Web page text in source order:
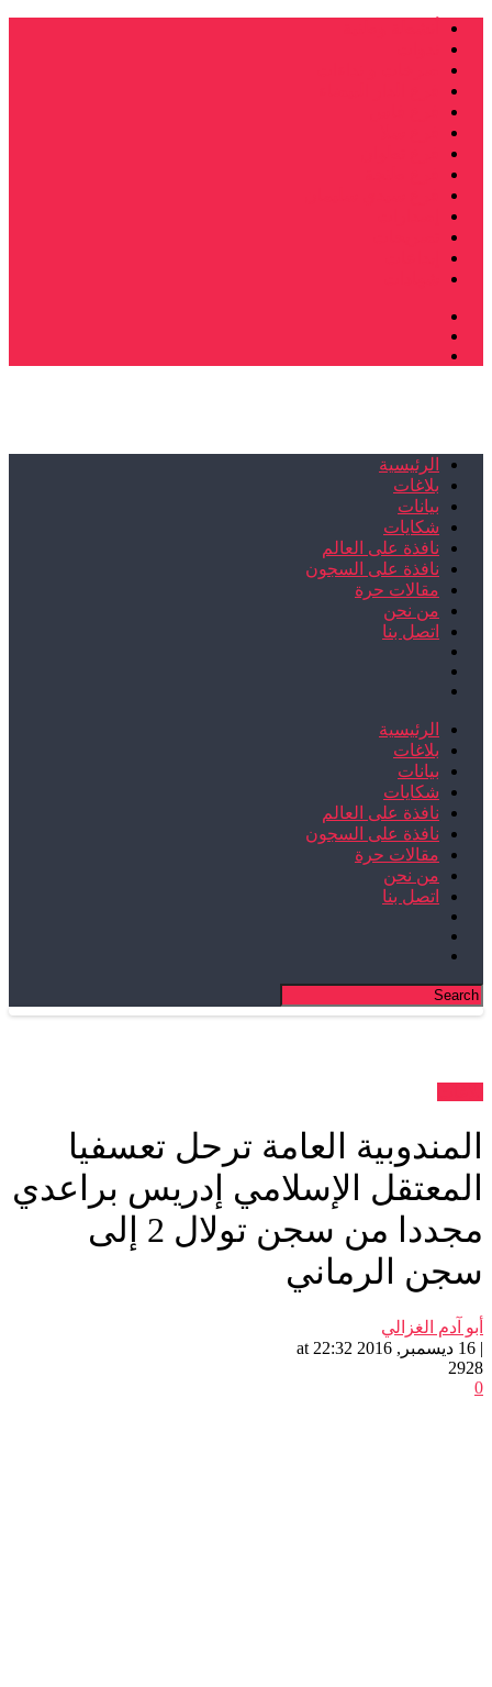
أنشطة وطنية
ندوات
صرخات و نداءات
فرع الدار البيضاء
فرع فاس
فرع سلا
فرع تطوان
فرع طنجة
فرع سيدي سليمان
إصدارات
تصريحات
إبداعات
شهادات
الرئيسية
بلاغات
بيانات
شكايات
نافذة على العالم
نافذة على السجون
مقالات حرة
من نحن
اتصل بنا
الرئيسية
بلاغات
بيانات
شكايات
نافذة على العالم
نافذة على السجون
مقالات حرة
من نحن
اتصل بنا
العامة ترحل تعسفيا
الإسلامي إدريس براعدي
مجددا من سجن تولال 2 إلى
الرماني
آدم الغزالي